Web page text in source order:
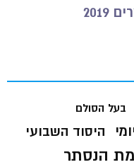
בעל הסולם
היסוד השבועי
הנסתר